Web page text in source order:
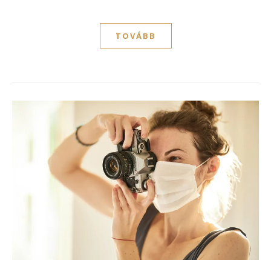
TOVÁBB